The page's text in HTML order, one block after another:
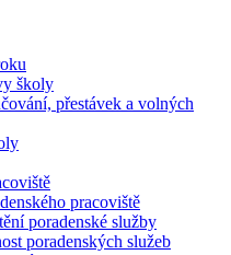
školy
přestávek a volných
pracoviště
poradenské služby
poradenských služeb